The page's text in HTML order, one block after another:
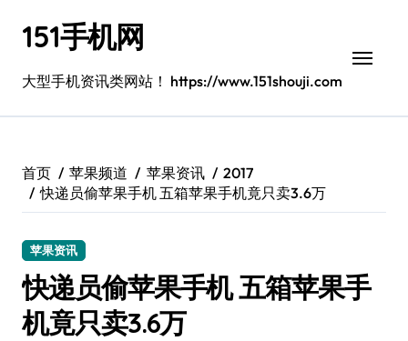
151手机网
大型手机资讯类网站！ https://www.151shouji.com
首页 苹果频道 苹果资讯
2017
快递员偷苹果手机 五箱苹果手机竟只卖3.6万
苹果资讯
快递员偷苹果手机 五箱苹果手
机竟只卖3.6万